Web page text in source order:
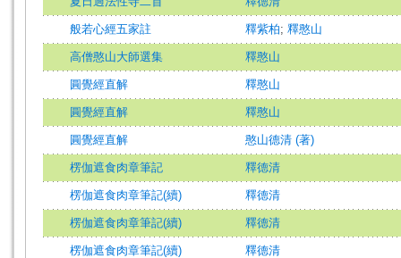
般若心經五家註 釋紫柏; 釋憨山
高僧憨山大師選集 釋憨山
圓覺經直解 釋憨山
圓覺經直解 釋憨山
圓覺經直解 憨山德清 (著)
楞伽遮食肉章筆記 釋德清
楞伽遮食肉章筆記(續) 釋德清
楞伽遮食肉章筆記(續) 釋德清
楞伽遮食肉章筆記(續) 釋德清